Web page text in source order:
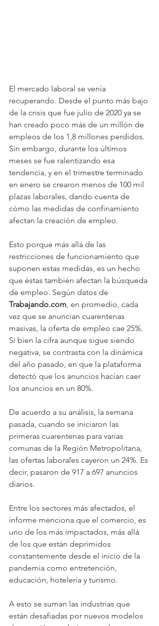
El mercado laboral se venía
recuperando. Desde el punto más bajo
de la crisis que fue julio de 2020 ya se
han creado poco más de un millón de
empleos de los 1,8 millones perdidos.
Sin embargo, durante los últimos
meses se fue ralentizando esa
tendencia, y en el trimestre terminado
en enero se crearon menos de 100 mil
plazas laborales, dando cuenta de
cómo las medidas de confinamiento
afectan la creación de empleo.
Esto porque más allá de las
restricciones de funcionamiento que
suponen estas medidas, es un hecho
que éstas también afectan la búsqueda
de empleo. Según datos de
Trabajando.com, en promedio, cada
vez que se anuncian cuarentenas
masivas, la oferta de empleo cae 25%.
Si bien la cifra aunque sigue siendo
negativa, se contrasta con la dinámica
del año pasado, en que la plataforma
detectó que los anuncios hacían caer
los anuncios en un 80%.
De acuerdo a su análisis, la semana
pasada, cuando se iniciaron las
primeras cuarentenas para varias
comunas de la Región Metropolitana,
las ofertas laborales cayeron un 24%. Es
decir, pasaron de 917 a 697 anuncios
diarios.
Entre los sectores más afectados, el
informe menciona que el comercio, es
uno de los más impactados, más allá
de los que están deprimidos
constantemente desde el inicio de la
pandemia como entretención,
educación, hotelería y turismo.
A esto se suman las industrias que
están desafiadas por nuevos modelos